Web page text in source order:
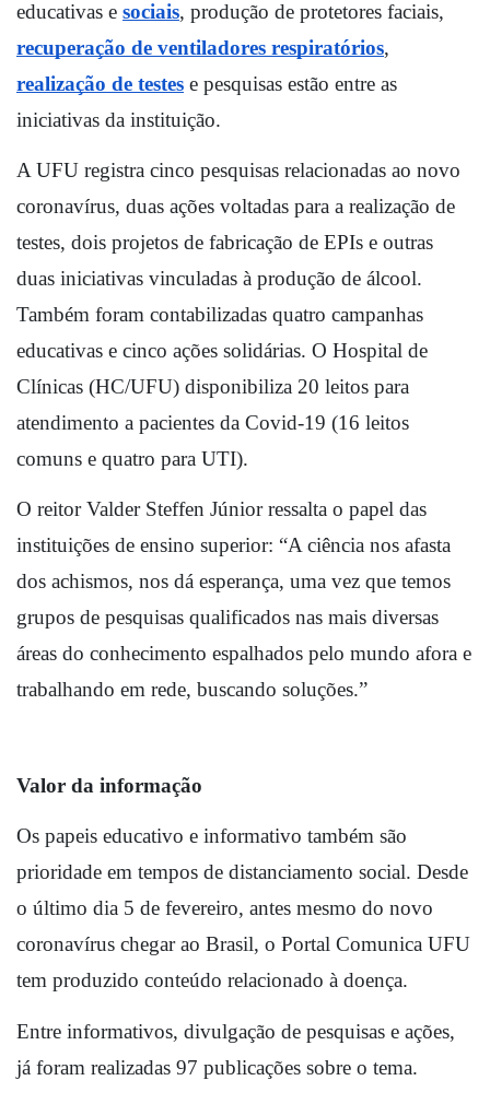
educativas e sociais
recuperação de ventiladores respiratórios
realização de testes e pesquisas estão entre as
iniciativas da instituição.
A UFU registra cinco pesquisas relacionadas ao novo
coronavírus, duas ações voltadas para a realização de
testes, dois projetos de fabricação de EPIs e outras
duas iniciativas vinculadas à produção de álcool.
Também foram contabilizadas quatro campanhas
educativas e cinco ações solidárias. O Hospital de
Clínicas (HC/UFU) disponibiliza 20 leitos para
atendimento a pacientes da Covid-19 (16 leitos
comuns e quatro para UTI).
O reitor Valder Steffen Júnior ressalta o papel das
instituições de ensino superior: “A ciência nos afasta
dos achismos, nos dá esperança, uma vez que temos
grupos de pesquisas qualificados nas mais diversas
áreas do conhecimento espalhados pelo mundo afora e
trabalhando em rede, buscando soluções.”
Valor da informação
Os papeis educativo e informativo também são
prioridade em tempos de distanciamento social. Desde
o último dia 5 de fevereiro, antes mesmo do novo
coronavírus chegar ao Brasil, o Portal Comunica UFU
tem produzido conteúdo relacionado à doença.
Entre informativos, divulgação de pesquisas e ações,
já foram realizadas 97 publicações sobre o tema.